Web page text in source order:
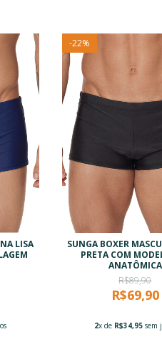
LISA
-22%
SUNGA BOXER
PRETA COM
ANATÔMICA
R$89,90
R$69,90
2x de R$34,95sem